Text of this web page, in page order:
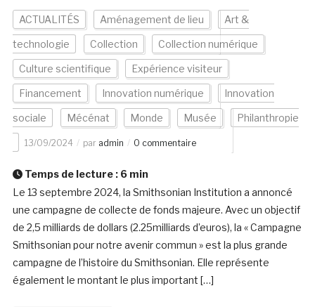
ACTUALITÉS Aménagement de lieu Art &
technologie Collection Collection numérique
Culture scientifique Expérience visiteur
Financement Innovation numérique Innovation
sociale Mécénat Monde Musée Philanthropie
13/09/2024 par admin 0 commentaire
Temps de lecture : 6 min
Le 13 septembre 2024, la Smithsonian Institution a annoncé
une campagne de collecte de fonds majeure. Avec un objectif
de 2,5 milliards de dollars (2.25milliards d’euros), la « Campagne
Smithsonian pour notre avenir commun » est la plus grande
campagne de l’histoire du Smithsonian. Elle représente
également le montant le plus important […]